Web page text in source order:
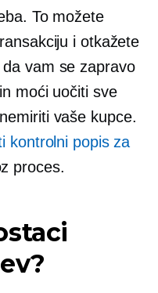
To možete
i otkažete
vam se zapravo
moći uočiti sve
vaše kupce.
kontrolni popis za
proces.